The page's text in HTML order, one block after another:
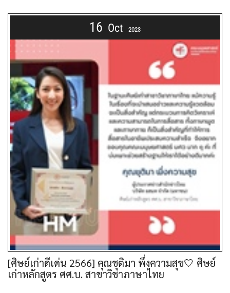
16 Oct 2023
[ศิษย์เก่าดีเด่น 2566] คุณชุติมา พึ่งความสุข🤍 ศิษย์
เก่าหลักสูตร ศศ.บ. สาขาวิชาภาษาไทย